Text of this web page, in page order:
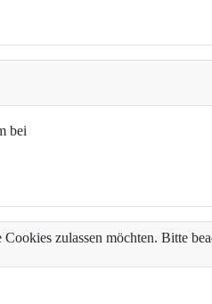
bei
zulassen möchten. Bitte